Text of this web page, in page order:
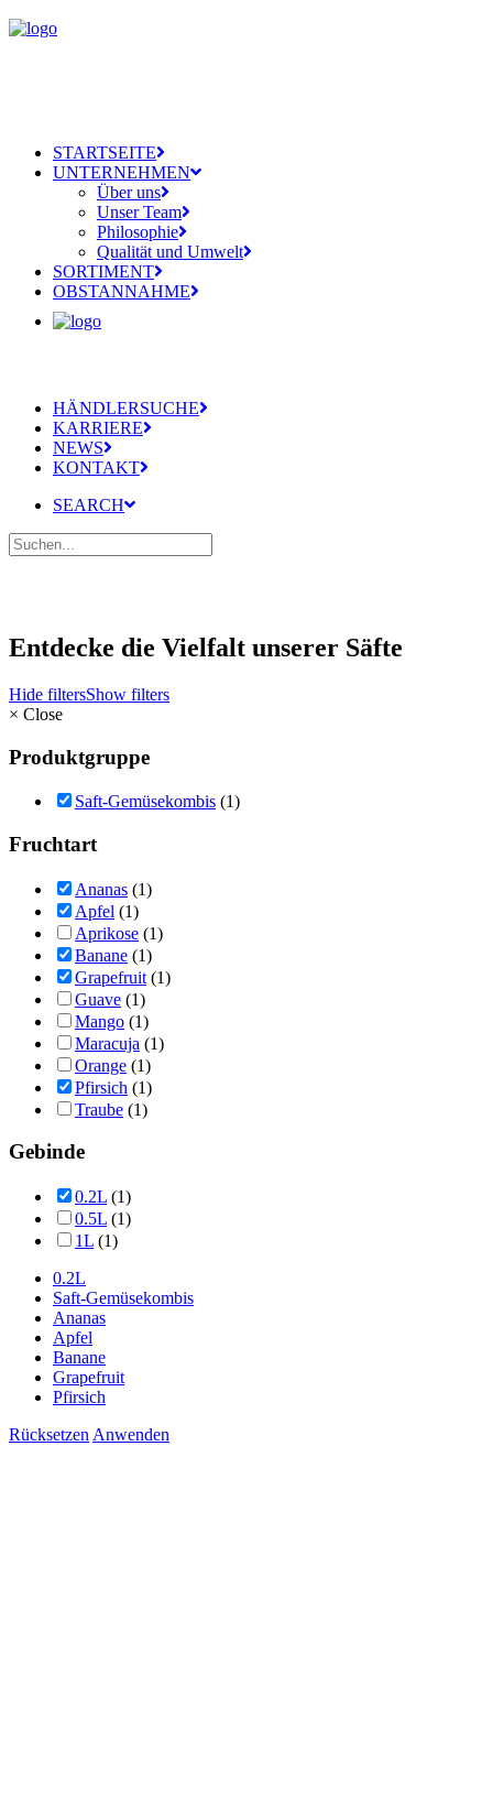
STARTSEITE
UNTERNEHMEN
Über uns
Unser Team
Philosophie
Qualität und Umwelt
SORTIMENT
OBSTANNAHME
HÄNDLERSUCHE
KARRIERE
NEWS
KONTAKT
SEARCH
Entdecke die Vielfalt unserer Säfte
Hide filtersShow filters
× Close
Produktgruppe
Saft-Gemüsekombis (1)
Fruchtart
Ananas (1)
Apfel (1)
Aprikose (1)
Banane (1)
Grapefruit (1)
Guave (1)
Mango (1)
Maracuja (1)
Orange (1)
Pfirsich (1)
Traube (1)
Gebinde
0.2L (1)
0.5L (1)
1L (1)
0.2L
Saft-Gemüsekombis
Ananas
Apfel
Banane
Grapefruit
Pfirsich
Rücksetzen Anwenden